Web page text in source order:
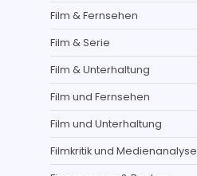
Film & Fernsehen
Film & Serie
Film & Unterhaltung
Film und Fernsehen
Film und Unterhaltung
Filmkritik und Medienanalyse